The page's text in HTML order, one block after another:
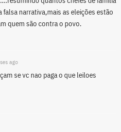
narrativa,mais as eleições estão
quem são contra o povo.
ago
se vc nao paga o que leiloes